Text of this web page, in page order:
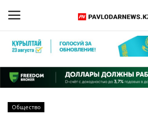
Регистрация
Главная
Общество